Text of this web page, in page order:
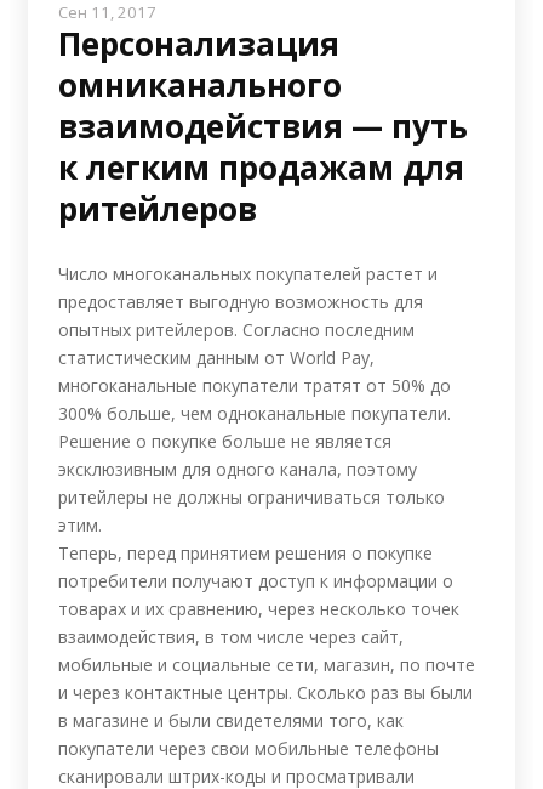
Сен 11, 2017
Персонализация
омниканального
взаимодействия — путь
к легким продажам для
ритейлеров
Число многоканальных покупателей растет и
предоставляет выгодную возможность для
опытных ритейлеров. Согласно последним
статистическим данным от World Pay,
многоканальные покупатели тратят от 50% до
300% больше, чем одноканальные покупатели.
Решение о покупке больше не является
эксклюзивным для одного канала, поэтому
ритейлеры не должны ограничиваться только
этим.
Теперь, перед принятием решения о покупке
потребители получают доступ к информации о
товарах и их сравнению, через несколько точек
взаимодействия, в том числе через сайт,
мобильные и социальные сети, магазин, по почте
и через контактные центры. Сколько раз вы были
в магазине и были свидетелями того, как
покупатели через свои мобильные телефоны
сканировали штрих-коды и просматривали